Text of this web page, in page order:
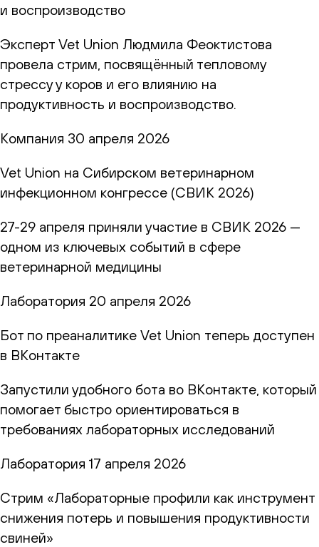
и воспроизводство
Эксперт Vet Union Людмила Феоктистова
провела стрим, посвящённый тепловому
стрессу у коров и его влиянию на
продуктивность и воспроизводство.
Компания 30 апреля 2026
Vet Union на Сибирском ветеринарном
инфекционном конгрессе (СВИК 2026)
27-29 апреля приняли участие в СВИК 2026 —
одном из ключевых событий в сфере
ветеринарной медицины
Лаборатория 20 апреля 2026
Бот по преаналитике Vet Union теперь доступен
в ВКонтакте
Запустили удобного бота во ВКонтакте, который
помогает быстро ориентироваться в
требованиях лабораторных исследований
Лаборатория 17 апреля 2026
Стрим «Лабораторные профили как инструмент
снижения потерь и повышения продуктивности
свиней»